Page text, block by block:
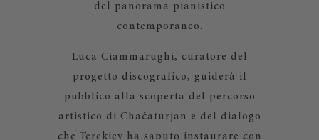
del panorama pianistico
contemporaneo.
Luca Ciammarughi, curatore del
progetto discografico, guiderà il
pubblico alla scoperta del percorso
artistico di Chačaturjan e del dialogo
che Terekiev ha saputo instaurare con